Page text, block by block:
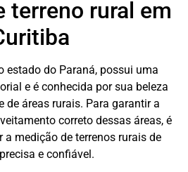
terreno rural em
estado do Paraná, possui uma
e é conhecida por sua beleza
de áreas rurais. Para garantir a
correto dessas áreas, é
medição de terrenos rurais de
e confiável.